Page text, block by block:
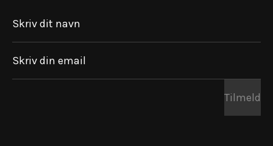
Skriv dit navn
Skriv din email
Tilmeld